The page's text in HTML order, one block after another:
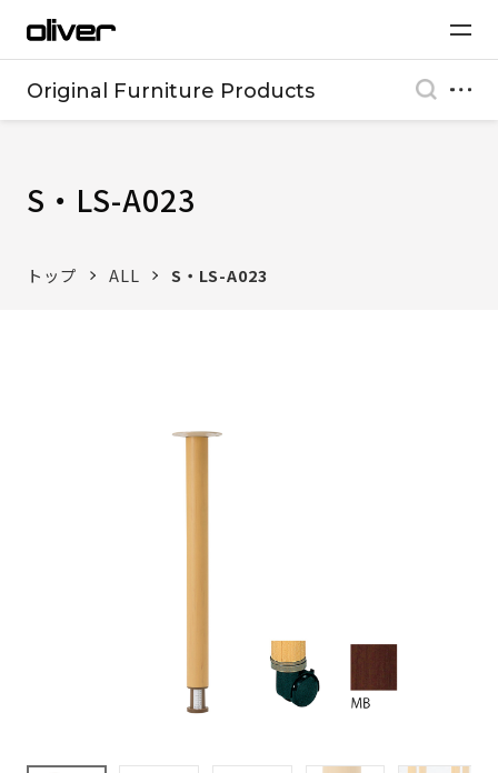
Original Furniture Products
S・LS-A023
トップ ALL S・LS-A023